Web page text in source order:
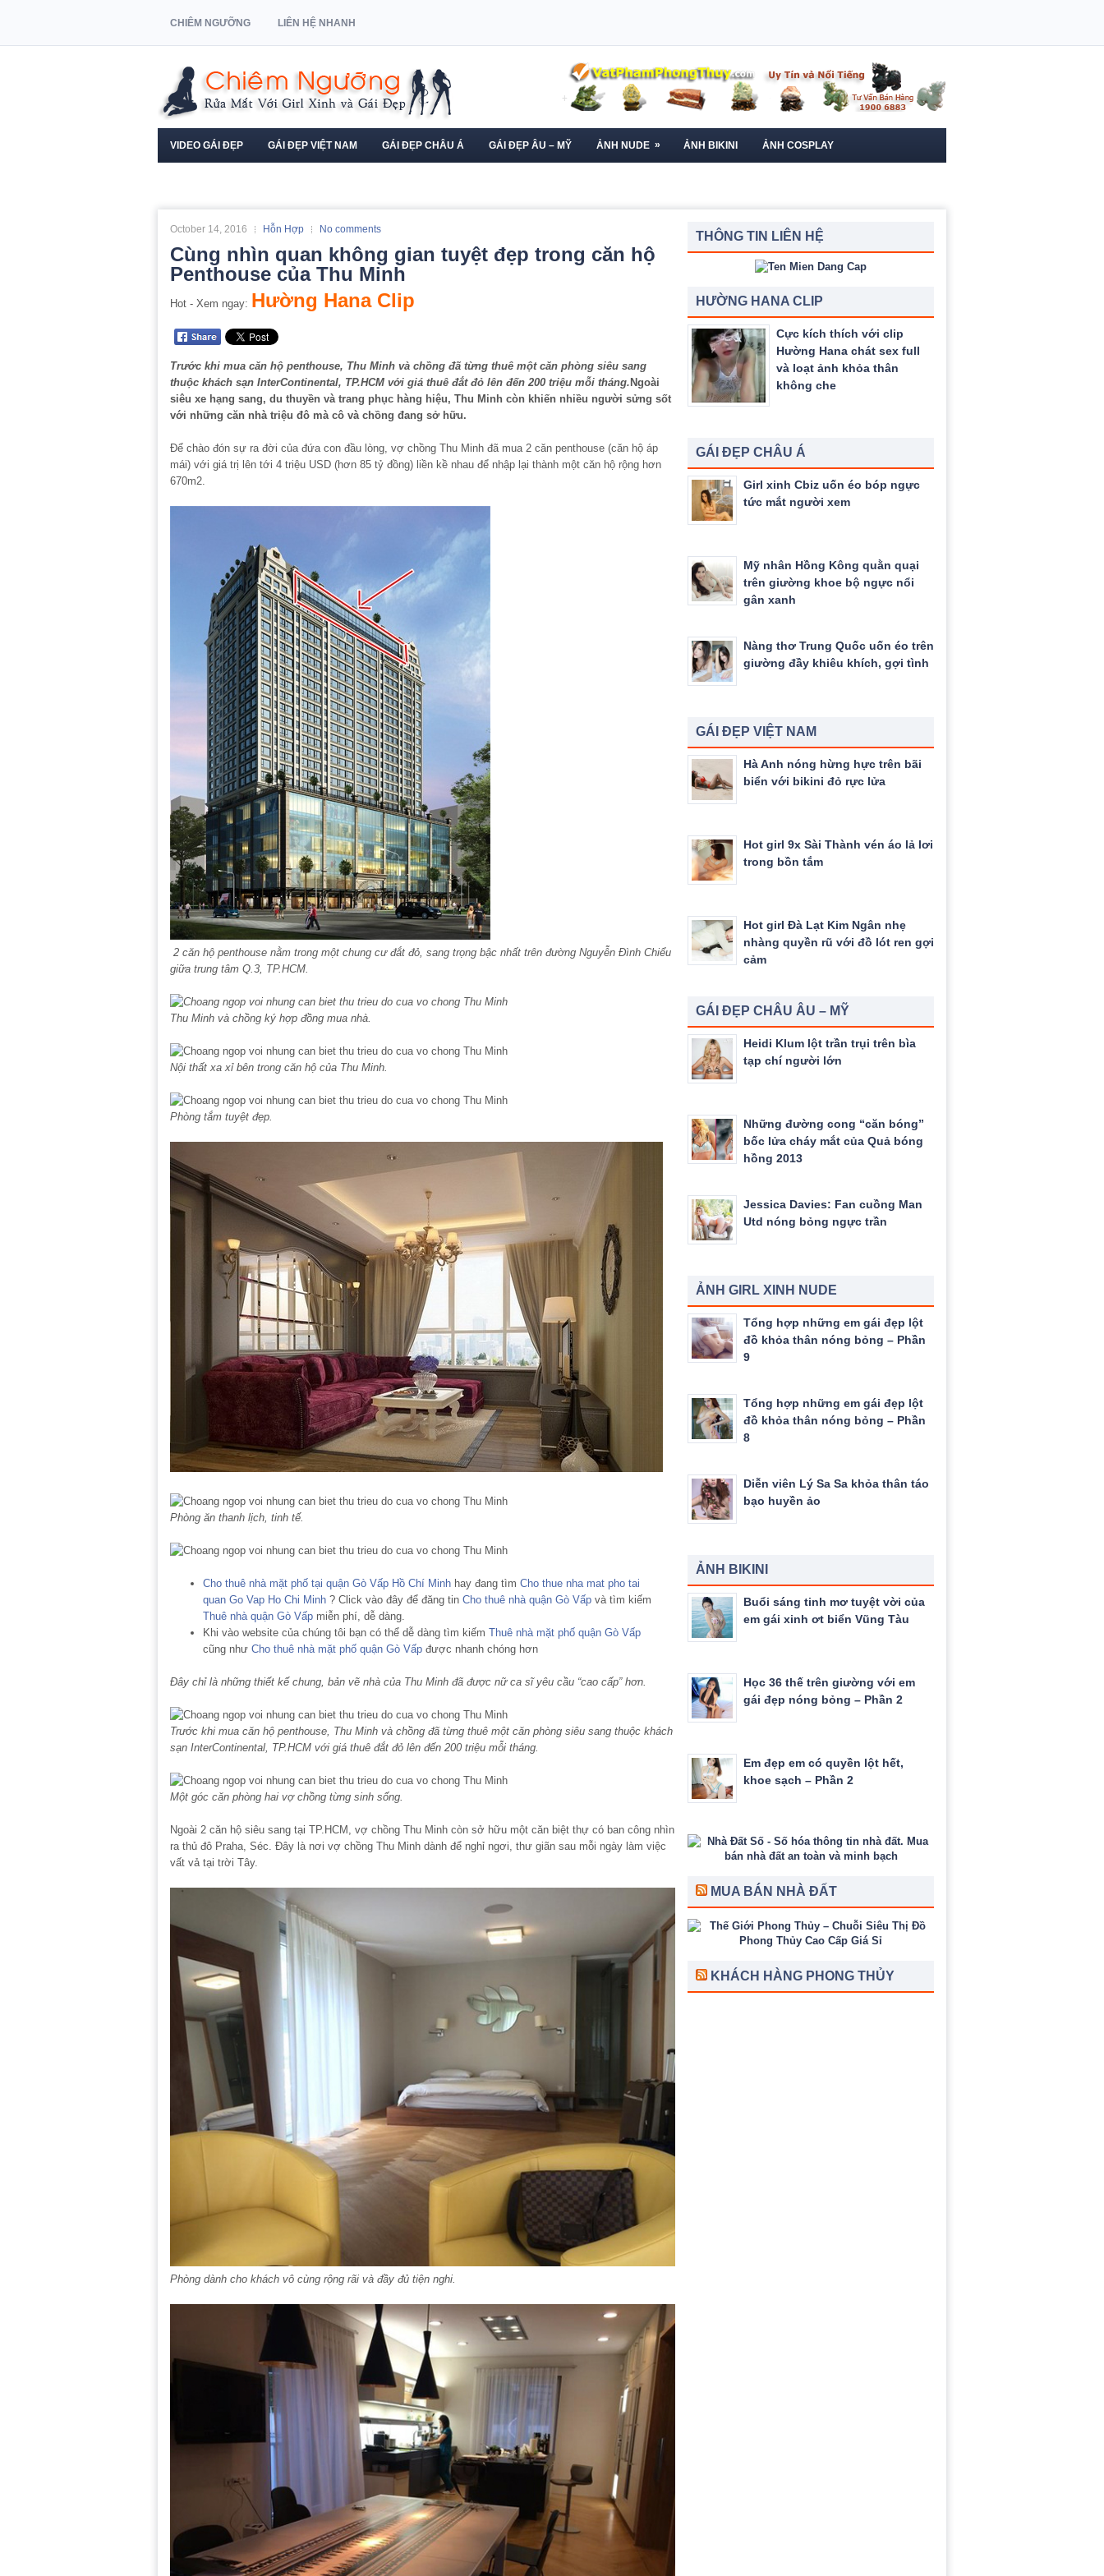
CHIÊM NGƯỠNG LIÊN HỆ NHANH
VIDEO GÁI ĐẸP GÁI ĐẸP VIỆT NAM GÁI ĐẸP CHÂU Á GÁI ĐẸP ÂU – MỸ ẢNH NUDE » ẢNH BIKINI ẢNH COSPLAY
October 14, 2016 Hỗn Hợp No comments
Cùng nhìn quan không gian tuyệt đẹp trong căn hộ
Penthouse của Thu Minh
Hot - Xem ngay: Hường Hana Clip
Trước khi mua căn hộ penthouse, Thu Minh và chồng đã từng thuê một căn phòng siêu sang
thuộc khách sạn InterContinental, TP.HCM với giá thuê đắt đỏ lên đến 200 triệu mỗi tháng.Ngoài
siêu xe hạng sang, du thuyền và trang phục hàng hiệu, Thu Minh còn khiến nhiều người sửng sốt
với những căn nhà triệu đô mà cô và chồng đang sở hữu.
Để chào đón sự ra đời của đứa con đầu lòng, vợ chồng Thu Minh đã mua 2 căn penthouse (căn hộ áp
mái) với giá trị lên tới 4 triệu USD (hơn 85 tỷ đồng) liền kề nhau để nhập lại thành một căn hộ rộng hơn
670m2.
2 căn hộ penthouse nằm trong một chung cư đắt đỏ, sang trọng bậc nhất trên đường Nguyễn Đình Chiểu
giữa trung tâm Q.3, TP.HCM.
Thu Minh và chồng ký hợp đồng mua nhà.
Nội thất xa xỉ bên trong căn hộ của Thu Minh.
Phòng tắm tuyệt đẹp.
Phòng ăn thanh lịch, tinh tế.
Cho thuê nhà mặt phố tại quận Gò Vấp Hồ Chí Minh hay đang tìm Cho thue nha mat pho tai
quan Go Vap Ho Chi Minh ? Click vào đây để đăng tin Cho thuê nhà quận Gò Vấp và tìm kiếm
Thuê nhà quận Gò Vấp miễn phí, dễ dàng.
Khi vào website của chúng tôi bạn có thể dễ dàng tìm kiếm Thuê nhà mặt phố quận Gò Vấp
cũng như Cho thuê nhà mặt phố quận Gò Vấp được nhanh chóng hơn
Đây chỉ là những thiết kế chung, bản vẽ nhà của Thu Minh đã được nữ ca sĩ yêu cầu “cao cấp” hơn.
Trước khi mua căn hộ penthouse, Thu Minh và chồng đã từng thuê một căn phòng siêu sang thuộc khách
sạn InterContinental, TP.HCM với giá thuê đắt đỏ lên đến 200 triệu mỗi tháng.
Một góc căn phòng hai vợ chồng từng sinh sống.
Ngoài 2 căn hộ siêu sang tại TP.HCM, vợ chồng Thu Minh còn sở hữu một căn biệt thự có ban công nhìn
ra thủ đô Praha, Séc. Đây là nơi vợ chồng Thu Minh dành để nghỉ ngơi, thư giãn sau mỗi ngày làm việc
vất vả tại trời Tây.
Phòng dành cho khách vô cùng rộng rãi và đầy đủ tiện nghi.
THÔNG TIN LIÊN HỆ
HƯỜNG HANA CLIP
Cực kích thích với clip
Hường Hana chát sex full
và loạt ảnh khỏa thân
không che
GÁI ĐẸP CHÂU Á
Girl xinh Cbiz uốn éo bóp ngực
tức mắt người xem
Mỹ nhân Hồng Kông quằn quại
trên giường khoe bộ ngực nổi
gân xanh
Nàng thơ Trung Quốc uốn éo trên
giường đầy khiêu khích, gợi tình
GÁI ĐẸP VIỆT NAM
Hà Anh nóng hừng hực trên bãi
biển với bikini đỏ rực lửa
Hot girl 9x Sài Thành vén áo lả lơi
trong bồn tắm
Hot girl Đà Lạt Kim Ngân nhẹ
nhàng quyền rũ với đồ lót ren gợi
cảm
GÁI ĐẸP CHÂU ÂU – MỸ
Heidi Klum lột trần trụi trên bìa
tạp chí người lớn
Những đường cong “căn bóng”
bốc lửa cháy mắt của Quả bóng
hồng 2013
Jessica Davies: Fan cuồng Man
Utd nóng bỏng ngực trần
ẢNH GIRL XINH NUDE
Tổng hợp những em gái đẹp lột
đồ khỏa thân nóng bỏng – Phần
9
Tổng hợp những em gái đẹp lột
đồ khỏa thân nóng bỏng – Phần
8
Diễn viên Lý Sa Sa khỏa thân táo
bạo huyền ảo
ẢNH BIKINI
Buổi sáng tinh mơ tuyệt vời của
em gái xinh ơt biển Vũng Tàu
Học 36 thế trên giường với em
gái đẹp nóng bỏng – Phần 2
Em đẹp em có quyền lột hết,
khoe sạch – Phần 2
MUA BÁN NHÀ ĐẤT
KHÁCH HÀNG PHONG THỦY